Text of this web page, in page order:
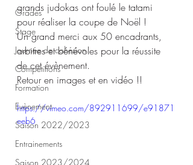
Grades
Stage
Journée de cohésion
Compétitions
Formation
Evènement
Saison 2022/2023
Entrainements
Saison 2023/2024
grands judokas ont foulé le tatami
pour réaliser la coupe de Noël !
Un grand merci aux 50 encadrants,
arbitres et bénévoles pour la réussite
de cet évènement.
Retour en images et en vidéo !!
https://vimeo.com/892911699/e91871
eeb6